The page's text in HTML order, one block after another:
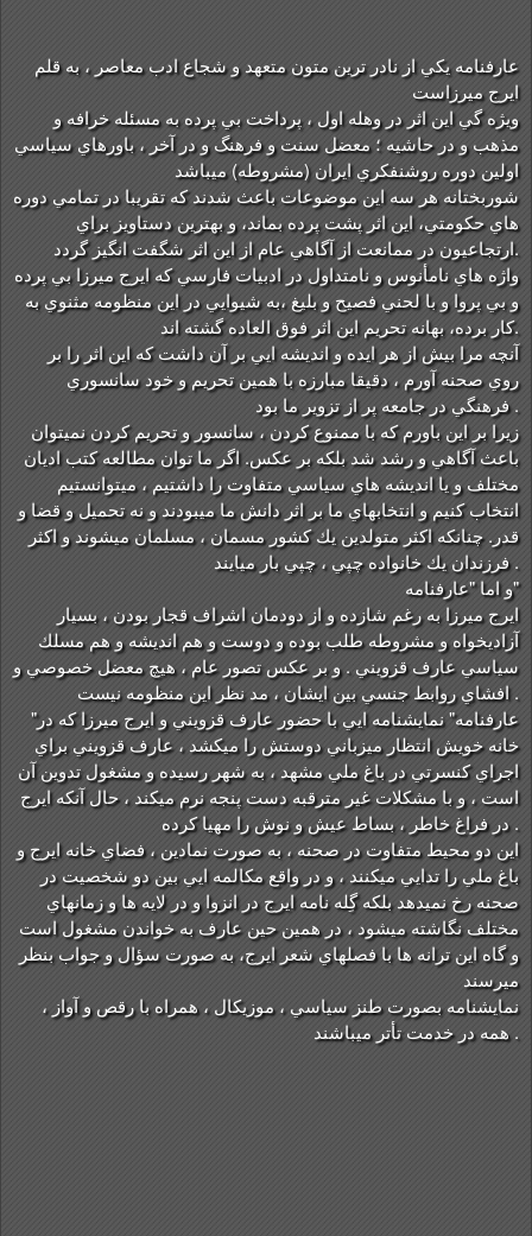
عارفنامه يكي از نادر ترين متون متعهد و شجاع ادب معاصر ، به قلم
ايرج ميرزاست
ويژه گي اين اثر در وهله اول ، پرداخت بي پرده به مسئله خرافه و
مذهب و در حاشيه ؛ معضل سنت و فرهنگ و در آخر ، باورهاي سياسي
اولين دوره روشنفكري ايران (مشروطه) ميباشد
شوربختانه هر سه اين موضوعات باعث شدند كه تقريبا در تمامي دوره
هاي حكومتي، اين اثر پشت پرده بماند، و بهترين دستاويز براي
ارتجاعيون در ممانعت از آگاهي عام از اين اثر شگفت انگيز گردد.
واژه هاي نامأنوس و نامتداول در ادبيات فارسي كه ايرج ميرزا بي پرده
و بي پرواو با لحني فصيح و بليغ ،به شيوايي در اين منظومه مثنوي به
كار برده، بهانه تحريم اين اثر فوق العاده گشته اند.
آنچه مرا بيش از هر ايده و انديشه ايي بر آن داشت كه اين اثر را بر
روي صحنه آورم ، دقيقا مبارزه با همين تحريم و خود سانسوري
فرهنگي در جامعه پر از تزوير ما بود .
زيرا بر اين باورم كه با ممنوع كردن ، سانسور و تحريم كردن نميتوان
باعث آگاهي و رشد شد بلكه بر عكس. اگر ما توان مطالعه كتب اديان
مختلف و يا انديشه هاي سياسي متفاوت را داشتيم ، ميتوانستيم
انتخاب كنيم و انتخابهاي ما بر اثر دانش ما ميبودند و نه تحميل و قضا و
قدر. چنانكه اكثر متولدین يك كشور مسمان ، مسلمان ميشوند و اكثر
فرزندان يك خانواده چپي ، چپي بار ميايند .
و اما "عارفنامه"
ايرج ميرزا به رغم شازده و از دودمان اشراف قجار بودن ، بسيار
آزاديخواه و مشروطه طلب بوده و دوست و هم انديشه و هم مسلك
سياسي عارف قزويني . و بر عكس تصور عام ، هيچ معضل خصوصي و
افشاي روابط جنسي بين ايشان ، مد نظر اين منظومه نيست .
"عارفنامه" نمايشنامه ايي با حضور عارف قزويني و ايرج ميرزا كه در
خانه خويش انتظار ميزباني دوستش را ميكشد ، عارف قزويني براي
اجراي كنسرتي در باغ ملي مشهد ، به شهر رسيده و مشغول تدوين آن
است ، و با مشكلات غير مترقبه دست پنجه نرم ميكند ، حال آنكه ايرج
در فراغ خاطر ، بساط عيش و نوش را مهيا كرده .
اين دو محيط متفاوت در صحنه ، به صورت نمادين ، فضاي خانه ايرج و
باغ ملي را تدايي ميكنند ، و در واقع مكالمه ايي بين دو شخصيت در
صحنه رخ نميدهد بلكه گِله نامه ايرج در انزوا و در لايه ها و زمانهاي
مختلف نگاشته ميشود ، در همين حين عارف به خواندن مشغول است
و گاه اين ترانه ها با فصلهاي شعر ايرج، به صورت سؤال و جواب بنظر
ميرسند
نمايشنامه بصورت طنز سياسي ، موزيكال ، همراه با رقص و آواز ،
همه در خدمت تأتر ميباشند .